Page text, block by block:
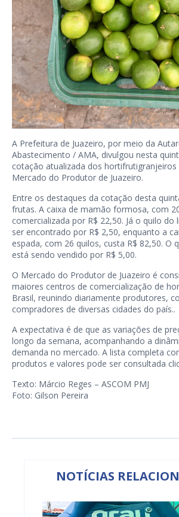
A Prefeitura de Juazeiro, por meio da
Abastecimento / AMA, divulgou nesta
cotação atualizada dos
Mercado do Produtor de Juazeiro.
Entre os destaques da cotação desta
frutas. A caixa de mamão formosa, com
comercializada por R$ 22,50. Já o quilo
ser encontrado por R$ 2,50, enquanto a
espada, com 26 quilos, custa R$ 82,50. O
está sendo vendido por R$ 5,00.
O Mercado do Produtor de Juazeiro é
maiores centros de comercialização de
Brasil, reunindo diariamente produtores,
compradores de diversas cidades do país..
A expectativa é de que as variações de
longo da semana, acompanhando a
demanda no mercado. A lista completa
produtos e valores pode ser consultada
Texto: Márcio Reges – ASCOM PMJ
Foto: Gilson Pereira
NOTÍCIAS